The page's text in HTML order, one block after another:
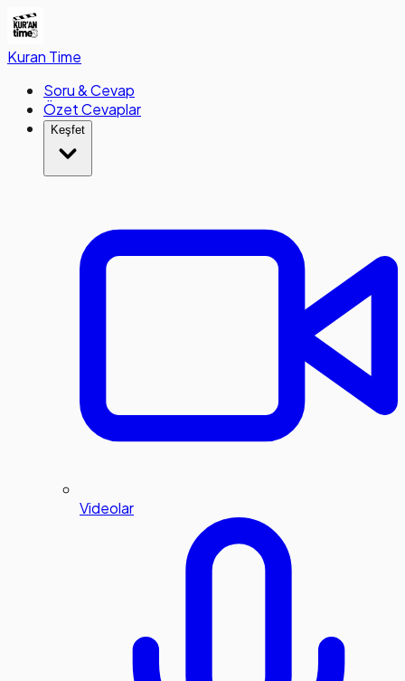
Kuran Time
Soru & Cevap
Özet Cevaplar
Keşfet
Videolar